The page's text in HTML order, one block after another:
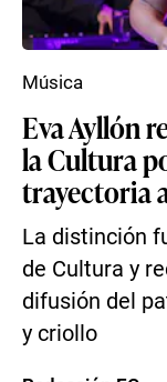
Eva Ayllón
la Cultura
trayectoria
La distinción
de Cultura y
difusión del
y criollo
Música